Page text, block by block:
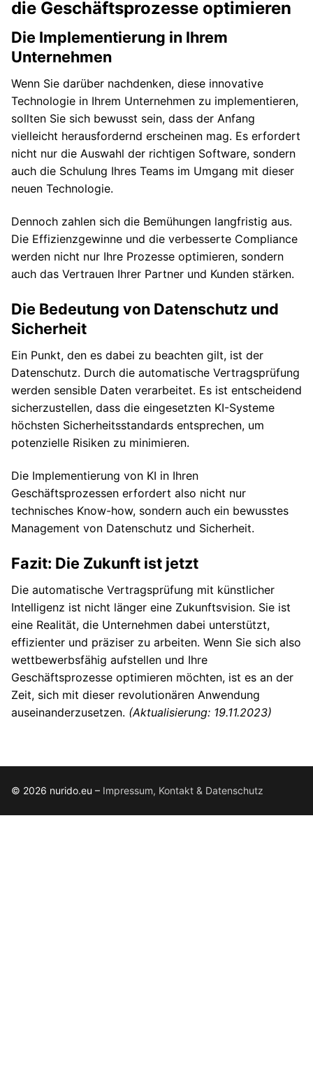
die Geschäftsprozesse optimieren
Die Implementierung in Ihrem
Unternehmen
Wenn Sie darüber nachdenken, diese innovative
Technologie in Ihrem Unternehmen zu implementieren,
sollten Sie sich bewusst sein, dass der Anfang
vielleicht herausfordernd erscheinen mag. Es erfordert
nicht nur die Auswahl der richtigen Software, sondern
auch die Schulung Ihres Teams im Umgang mit dieser
neuen Technologie.
Dennoch zahlen sich die Bemühungen langfristig aus.
Die Effizienzgewinne und die verbesserte Compliance
werden nicht nur Ihre Prozesse optimieren, sondern
auch das Vertrauen Ihrer Partner und Kunden stärken.
Die Bedeutung von Datenschutz und
Sicherheit
Ein Punkt, den es dabei zu beachten gilt, ist der
Datenschutz. Durch die automatische Vertragsprüfung
werden sensible Daten verarbeitet. Es ist entscheidend
sicherzustellen, dass die eingesetzten KI-Systeme
höchsten Sicherheitsstandards entsprechen, um
potenzielle Risiken zu minimieren.
Die Implementierung von KI in Ihren
Geschäftsprozessen erfordert also nicht nur
technisches Know-how, sondern auch ein bewusstes
Management von Datenschutz und Sicherheit.
Fazit: Die Zukunft ist jetzt
Die automatische Vertragsprüfung mit künstlicher
Intelligenz ist nicht länger eine Zukunftsvision. Sie ist
eine Realität, die Unternehmen dabei unterstützt,
effizienter und präziser zu arbeiten. Wenn Sie sich also
wettbewerbsfähig aufstellen und Ihre
Geschäftsprozesse optimieren möchten, ist es an der
Zeit, sich mit dieser revolutionären Anwendung
auseinanderzusetzen. (Aktualisierung: 19.11.2023)
© 2026 nurido.eu – Impressum, Kontakt & Datenschutz